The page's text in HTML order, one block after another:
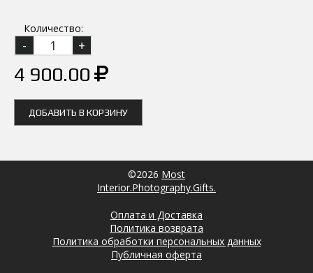
Количество:
4 900.00
ДОБАВИТЬ В КОРЗИНУ
©2026 Most
Interior.Photography.Gifts.
Оплата и Доставка
Политика возврата
Политика обработки персональных данных
Публичная оферта